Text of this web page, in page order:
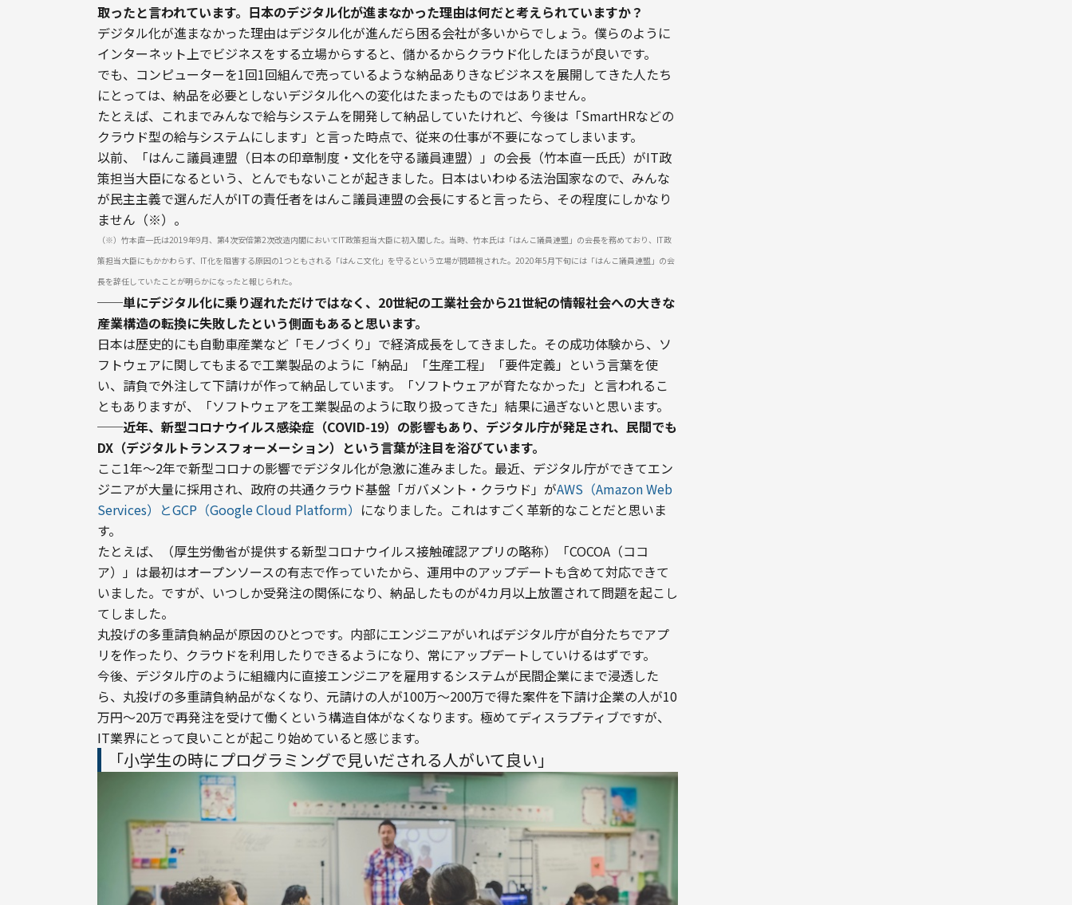
取ったと言われています。日本のデジタル化が進まなかった理由は何だと考えられていますか？
デジタル化が進まなかった理由はデジタル化が進んだら困る会社が多いからでしょう。僕らのように
インターネット上でビジネスをする立場からすると、儲かるからクラウド化したほうが良いです。
でも、コンピューターを1回1回組んで売っているような納品ありきなビジネスを展開してきた人たち
にとっては、納品を必要としないデジタル化への変化はたまったものではありません。
たとえば、これまでみんなで給与システムを開発して納品していたけれど、今後は「SmartHRなどの
クラウド型の給与システムにします」と言った時点で、従来の仕事が不要になってしまいます。
以前、「はんこ議員連盟（日本の印章制度・文化を守る議員連盟）」の会長（竹本直一氏氏）がIT政
策担当大臣になるという、とんでもないことが起きました。日本はいわゆる法治国家なので、みんな
が民主主義で選んだ人がITの責任者をはんこ議員連盟の会長にすると言ったら、その程度にしかなり
ません（※）。
（※）竹本直一氏は2019年9月、第4次安倍第2次改造内閣においてIT政策担当大臣に初入閣した。当時、竹本氏は「はんこ議員連盟」の会長を務めており、IT政
策担当大臣にもかかわらず、IT化を阻害する原因の1つともされる「はんこ文化」を守るという立場が問題視された。2020年5月下旬には「はんこ議員連盟」の会
長を辞任していたことが明らかになったと報じられた。
──単にデジタル化に乗り遅れただけではなく、20世紀の工業社会から21世紀の情報社会への大きな
産業構造の転換に失敗したという側面もあると思います。
日本は歴史的にも自動車産業など「モノづくり」で経済成長をしてきました。その成功体験から、ソ
フトウェアに関してもまるで工業製品のように「納品」「生産工程」「要件定義」という言葉を使
い、請負で外注して下請けが作って納品しています。「ソフトウェアが育たなかった」と言われるこ
ともありますが、「ソフトウェアを工業製品のように取り扱ってきた」結果に過ぎないと思います。
──近年、新型コロナウイルス感染症（COVID‑19）の影響もあり、デジタル庁が発足され、民間でも
DX（デジタルトランスフォーメーション）という言葉が注目を浴びています。
ここ1年〜2年で新型コロナの影響でデジタル化が急激に進みました。最近、デジタル庁ができてエン
ジニアが大量に採用され、政府の共通クラウド基盤「ガバメント・クラウド」がAWS（Amazon Web
Services）とGCP（Google Cloud Platform） になりました。これはすごく革新的なことだと思いま
す。
たとえば、（厚生労働省が提供する新型コロナウイルス接触確認アプリの略称）「COCOA（ココ
ア）」は最初はオープンソースの有志で作っていたから、運用中のアップデートも含めて対応できて
いました。ですが、いつしか受発注の関係になり、納品したものが4カ月以上放置されて問題を起こし
てしました。
丸投げの多重請負納品が原因のひとつです。内部にエンジニアがいればデジタル庁が自分たちでアプ
リを作ったり、クラウドを利用したりできるようになり、常にアップデートしていけるはずです。
今後、デジタル庁のように組織内に直接エンジニアを雇用するシステムが民間企業にまで浸透した
ら、丸投げの多重請負納品がなくなり、元請けの人が100万〜200万で得た案件を下請け企業の人が10
万円〜20万で再発注を受けて働くという構造自体がなくなります。極めてディスラプティブですが、
IT業界にとって良いことが起こり始めていると感じます。
「小学生の時にプログラミングで見いだされる人がいて良い」